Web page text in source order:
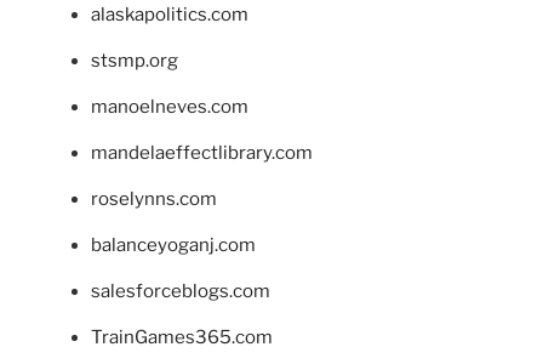
alaskapolitics.com
stsmp.org
manoelneves.com
mandelaeffectlibrary.com
roselynns.com
balanceyoganj.com
salesforceblogs.com
TrainGames365.com